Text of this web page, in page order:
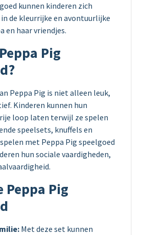
kunnen kinderen zich
de kleurrijke en avontuurlijke
en haar vriendjes.
Pig
Peppa Pig is niet alleen leuk,
Kinderen kunnen hun
loop laten terwijl ze spelen
speelsets, knuffels en
met Peppa Pig speelgoed
hun sociale vaardigheden,
Peppa Pig
Met deze set kunnen